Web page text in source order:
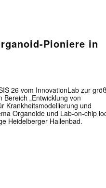
Pioniere in
26 vom InnovationLab zur
„Entwicklung von
Krankheitsmodellierung und
Organoide und Lab-on-chip
Heidelberger Hallenbad.